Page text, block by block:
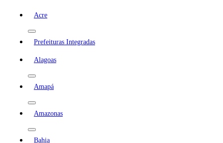
Acre
Prefeituras Integradas
Alagoas
Amapá
Amazonas
Bahia